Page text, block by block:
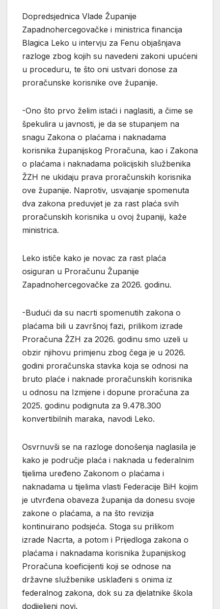
Dopredsjednica Vlade Županije
Zapadnohercegovačke i ministrica financija
Blagica Leko u intervju za Fenu objašnjava
razloge zbog kojih su navedeni zakoni upućeni
u proceduru, te što oni ustvari donose za
proračunske korisnike ove županije.
-Ono što prvo želim istaći i naglasiti, a čime se
špekulira u javnosti, je da se stupanjem na
snagu Zakona o plaćama i naknadama
korisnika županijskog Proračuna, kao i Zakona
o plaćama i naknadama policijskih službenika
ŽZH ne ukidaju prava proračunskih korisnika
ove županije. Naprotiv, usvajanje spomenuta
dva zakona preduvjet je za rast plaća svih
proračunskih korisnika u ovoj županiji, kaže
ministrica.
Leko ističe kako je novac za rast plaća
osiguran u Proračunu Županije
Zapadnohercegovačke za 2026. godinu.
-Budući da su nacrti spomenutih zakona o
plaćama bili u završnoj fazi, prilikom izrade
Proračuna ŽZH za 2026. godinu smo uzeli u
obzir njihovu primjenu zbog čega je u 2026.
godini proračunska stavka koja se odnosi na
bruto plaće i naknade proračunskih korisnika
u odnosu na Izmjene i dopune proračuna za
2025. godinu podignuta za 9.478.300
konvertibilnih maraka, navodi Leko.
Osvrnuvši se na razloge donošenja naglasila je
kako je područje plaća i naknada u federalnim
tijelima uređeno Zakonom o plaćama i
naknadama u tijelima vlasti Federacije BiH kojim
je utvrđena obaveza županija da donesu svoje
zakone o plaćama, a na što revizija
kontinuirano podsjeća. Stoga su prilikom
izrade Nacrta, a potom i Prijedloga zakona o
plaćama i naknadama korisnika županijskog
Proračuna koeficijenti koji se odnose na
državne službenike usklađeni s onima iz
federalnog zakona, dok su za djelatnike škola
dodijeljeni novi.